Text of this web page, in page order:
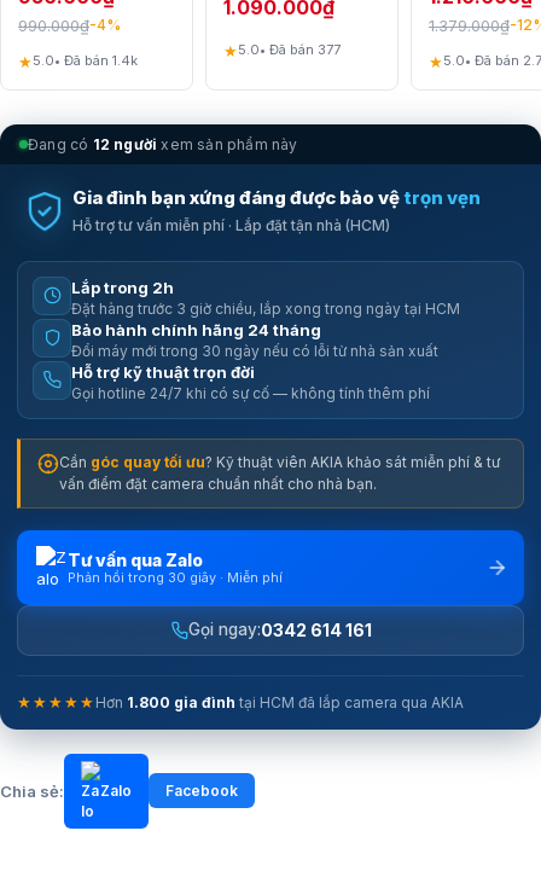
Đang có 12 người xem sản phẩm này
Gia đình bạn xứng đáng được bảo vệ trọn vẹn
Hỗ trợ tư vấn miễn phí · Lắp đặt tận nhà (HCM)
Lắp trong 2h
Đặt hàng trước 3 giờ chiều, lắp xong trong ngày tại HCM
Bảo hành chính hãng 24 tháng
Đổi máy mới trong 30 ngày nếu có lỗi từ nhà sản xuất
Hỗ trợ kỹ thuật trọn đời
Gọi hotline 24/7 khi có sự cố — không tính thêm phí
Cần góc quay tối ưu? Kỹ thuật viên AKIA khảo sát miễn phí & tư
vấn điểm đặt camera chuẩn nhất cho nhà bạn.
Tư vấn qua Zalo
Phản hồi trong 30 giây · Miễn phí
Gọi ngay:0342 614 161
★★★★★ Hơn 1.800 gia đình tại HCM đã lắp camera qua AKIA
Chia sẻ: Zalo Facebook
AI phát hiện người thông minh, hạn chế cảnh báo giả
Camera ngoài trời được trang bị công nghệ AI nhận diện hình dáng
con người, giúp phân biệt giữa người và các chuyển động thông
thường trong môi trường. Nhờ đó, số lượng cảnh báo không cần thiết
Khi phát hiện người xuất hiện trong khu vực giám sát, hệ thống sẽ gửi
thông báo tức thời về điện thoại. Người dùng có thể kiểm tra tình hình
và phản ứng nhanh chóng dù đang ở bất kỳ đâu.
990.000₫-4%
★5.0• Đã bán 1.4k
1.090.000₫
★5.0• Đã bán 377
1.379.000₫-
★5.0• Đã bán